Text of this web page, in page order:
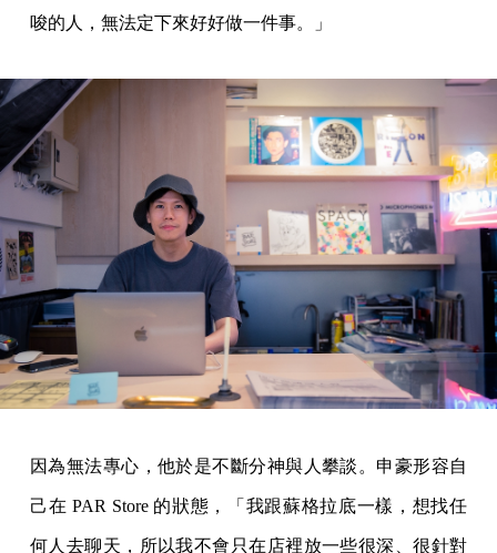
唆的人，無法定下來好好做一件事。」
因為無法專心，他於是不斷分神與人攀談。申豪形容自
己在 PAR Store 的狀態，「我跟蘇格拉底一樣，想找任
何人去聊天，所以我不會只在店裡放一些很深、很針對